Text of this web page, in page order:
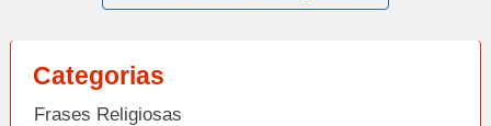
Categorias
Frases Religiosas